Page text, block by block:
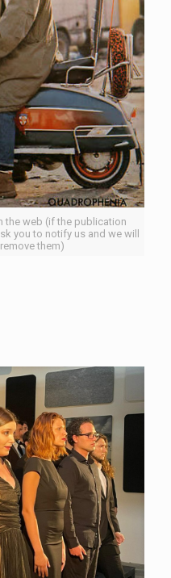
the web (if the publication
you to notify us and we will
them)